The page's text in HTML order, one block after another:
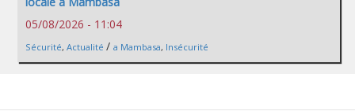
05/08/2026 - 11:04
Sécurité, Actualité / a Mambasa, Insécurité